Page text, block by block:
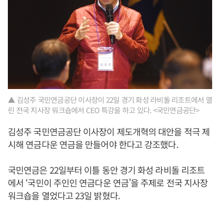
▲ 김성주 국민연금공단 이사장이 22일 경기 화성 라비돌 리조트에서 열
린 전국 지사장 워크숍에서 CEO 특강을 하고 있다. <국민연금공단>
김성주 국민연금공단 이사장이 제도개혁의 대안을 적극 제
시해 연금다운 연금을 만들어야 한다고 강조했다.
국민연금은 22일부터 이틀 동안 경기 화성 라비돌 리조트
에서 ‘국민이 주인인 연금다운 연금’을 주제로 전국 지사장
워크숍을 열었다고 23일 밝혔다.